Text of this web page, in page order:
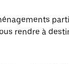
rendre à